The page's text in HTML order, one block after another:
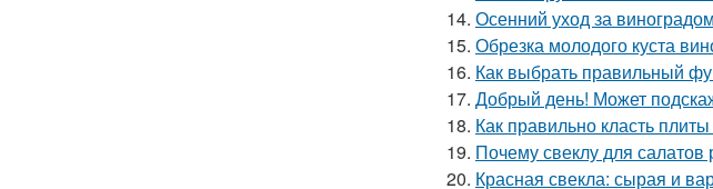
14. Осенний уход за
15. Обрезка молодого куста
16. Как выбрать правильный
17. Добрый день! Может
18. Как правильно класть
19. Почему свеклу для салатов
20. Красная свекла: сырая и